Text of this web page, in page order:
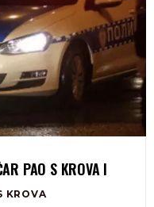
PAO S KROVA I
KROVA